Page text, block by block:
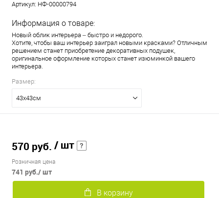
Артикул: НФ-00000794
Информация о товаре:
Новый облик интерьера – быстро и недорого.
Хотите, чтобы ваш интерьер заиграл новыми красками? Отличным
решением станет приобретение декоративных подушек,
оригинальное оформление которых станет изюминкой вашего
интерьера.
Размер:
43х43см
570 руб. / шт
Розничная цена
741 руб./ шт
В корзину